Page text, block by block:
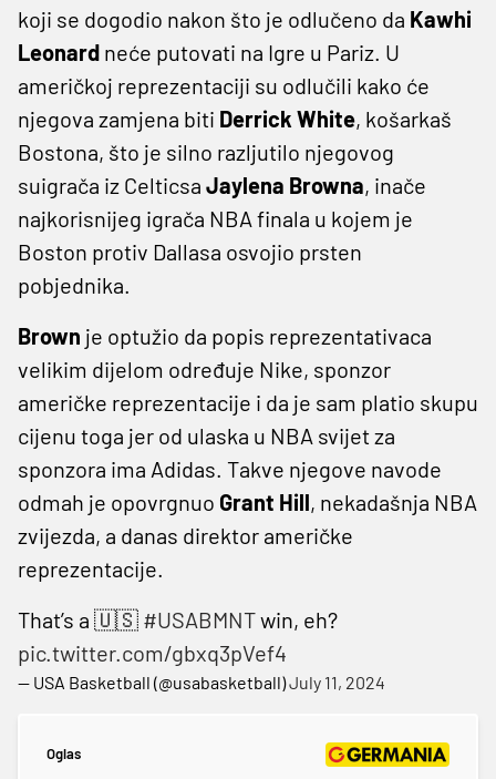
koji se dogodio nakon što je odlučeno da Kawhi
Leonard neće putovati na Igre u Pariz. U
američkoj reprezentaciji su odlučili kako će
njegova zamjena biti Derrick White, košarkaš
Bostona, što je silno razljutilo njegovog
suigrača iz Celticsa Jaylena Browna, inače
najkorisnijeg igrača NBA finala u kojem je
Boston protiv Dallasa osvojio prsten
pobjednika.
Brown je optužio da popis reprezentativaca
velikim dijelom određuje Nike, sponzor
američke reprezentacije i da je sam platio skupu
cijenu toga jer od ulaska u NBA svijet za
sponzora ima Adidas. Takve njegove navode
odmah je opovrgnuo Grant Hill, nekadašnja NBA
zvijezda, a danas direktor američke
reprezentacije.
That’s a 🇺🇸 #USABMNTwin, eh?
pic.twitter.com/gbxq3pVef4
— USA Basketball (@usabasketball)July 11, 2024
Oglas